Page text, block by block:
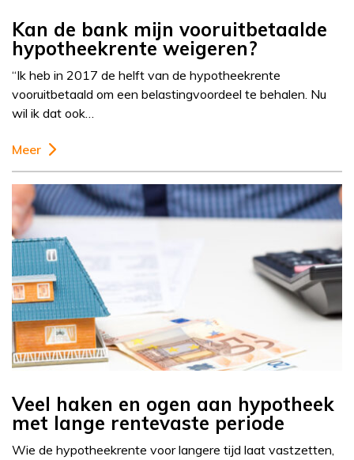
Kan de bank mijn vooruitbetaalde
hypotheekrente weigeren?
“Ik heb in 2017 de helft van de hypotheekrente
vooruitbetaald om een belastingvoordeel te behalen. Nu
wil ik dat ook…
Meer
Veel haken en ogen aan hypotheek
met lange rentevaste periode
Wie de hypotheekrente voor langere tijd laat vastzetten,